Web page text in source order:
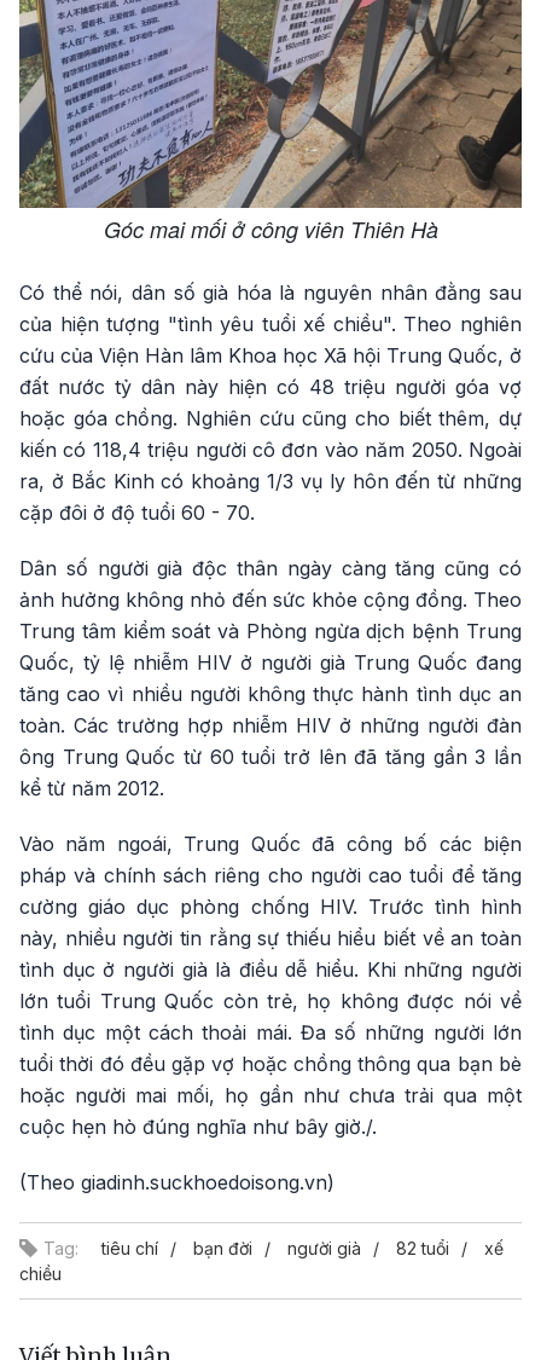
Góc mai mối ở công viên Thiên Hà
Có thể nói, dân số già hóa là nguyên nhân đằng sau
của hiện tượng "tình yêu tuổi xế chiều". Theo nghiên
cứu của Viện Hàn lâm Khoa học Xã hội Trung Quốc, ở
đất nước tỷ dân này hiện có 48 triệu người góa vợ
hoặc góa chồng. Nghiên cứu cũng cho biết thêm, dự
kiến có 118,4 triệu người cô đơn vào năm 2050. Ngoài
ra, ở Bắc Kinh có khoảng 1/3 vụ ly hôn đến từ những
cặp đôi ở độ tuổi 60 - 70.
Dân số người già độc thân ngày càng tăng cũng có
ảnh hưởng không nhỏ đến sức khỏe cộng đồng. Theo
Trung tâm kiểm soát và Phòng ngừa dịch bệnh Trung
Quốc, tỷ lệ nhiễm HIV ở người già Trung Quốc đang
tăng cao vì nhiều người không thực hành tình dục an
toàn. Các trường hợp nhiễm HIV ở những người đàn
ông Trung Quốc từ 60 tuổi trở lên đã tăng gần 3 lần
kể từ năm 2012.
Vào năm ngoái, Trung Quốc đã công bố các biện
pháp và chính sách riêng cho người cao tuổi để tăng
cường giáo dục phòng chống HIV. Trước tình hình
này, nhiều người tin rằng sự thiếu hiểu biết về an toàn
tình dục ở người già là điều dễ hiểu. Khi những người
lớn tuổi Trung Quốc còn trẻ, họ không được nói về
tình dục một cách thoải mái. Đa số những người lớn
tuổi thời đó đều gặp vợ hoặc chồng thông qua bạn bè
hoặc người mai mối, họ gần như chưa trải qua một
cuộc hẹn hò đúng nghĩa như bây giờ./.
(Theo giadinh.suckhoedoisong.vn)
Tag: tiêu chí bạn đời người già 82 tuổi
xế
chiều